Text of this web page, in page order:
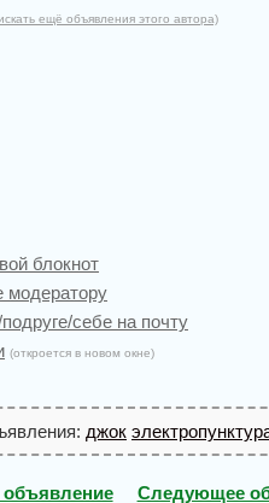
ещё объявления этого автора)
блокнот
модератору
себе на почту
(откроется в новом окне)
джок
Следующее